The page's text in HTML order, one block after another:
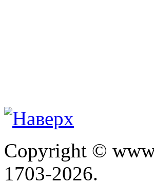
Copyright ©
1703-2026.